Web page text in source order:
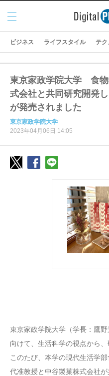
メニ
ュー
ビジネス ライフスタイル テク
東京家政学院大学 食
式会社と共同研究開発
が発売されました
東京家政学院大学
2023年04月06日 14:05
東京家政学院大学（学長：鷹
向けて、生活科学の視点から、
このたび、本学の現代生活学
代准教授と中谷製菓株式会社